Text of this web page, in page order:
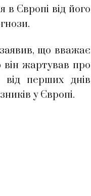
Європі від його
що вважає
він жартував про
перших днів
у Європі.